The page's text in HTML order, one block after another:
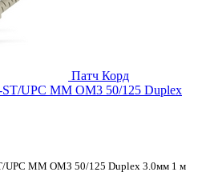
Патч Корд
UPC MM OM3 50/125 Duplex
UPC MM OM3 50/125 Duplex 3.0мм 1 м